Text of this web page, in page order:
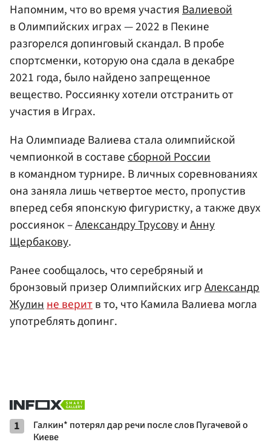
Напомним, что во время участия Валиевой
в Олимпийских играх — 2022 в Пекине
разгорелся допинговый скандал. В пробе
спортсменки, которую она сдала в декабре
2021 года, было найдено запрещенное
вещество. Россиянку хотели отстранить от
участия в Играх.
На Олимпиаде Валиева стала олимпийской
чемпионкой в составесборной России
в командном турнире. В личных соревнованиях
она заняла лишь четвертое место, пропустив
вперед себя японскую фигуристку, а также двух
россиянок –Александру ТрусовуиАнну
Щербакову.
Ранее сообщалось, что серебряный и
бронзовый призер Олимпийских игрАлександр
Жулинне веритв то, что Камила Валиева могла
употреблять допинг.
1
Галкин* потерял дар речи после слов Пугачевой о
Киеве